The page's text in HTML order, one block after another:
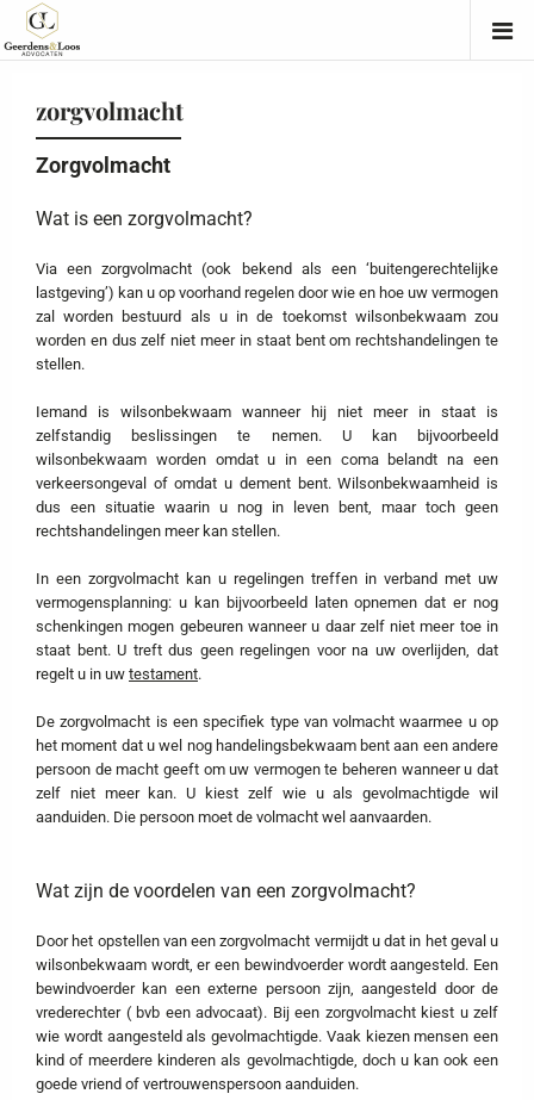
zorgvolmacht
Zorgvolmacht
Wat is een zorgvolmacht?
Via een zorgvolmacht (ook bekend als een ‘buitengerechtelijke
lastgeving’) kan u op voorhand regelen door wie en hoe uw vermogen
zal worden bestuurd als u in de toekomst wilsonbekwaam zou
worden en dus zelf niet meer in staat bent om rechtshandelingen te
stellen.
Iemand is wilsonbekwaam wanneer hij niet meer in staat is
zelfstandig beslissingen te nemen. U kan bijvoorbeeld
wilsonbekwaam worden omdat u in een coma belandt na een
verkeersongeval of omdat u dement bent. Wilsonbekwaamheid is
dus een situatie waarin u nog in leven bent, maar toch geen
rechtshandelingen meer kan stellen.
In een zorgvolmacht kan u regelingen treffen in verband met uw
vermogensplanning: u kan bijvoorbeeld laten opnemen dat er nog
schenkingen mogen gebeuren wanneer u daar zelf niet meer toe in
staat bent. U treft dus geen regelingen voor na uw overlijden, dat
regelt u in uw testament.
De zorgvolmacht is een specifiek type van volmacht waarmee u op
het moment dat u wel nog handelingsbekwaam bent aan een andere
persoon de macht geeft om uw vermogen te beheren wanneer u dat
zelf niet meer kan. U kiest zelf wie u als gevolmachtigde wil
aanduiden. Die persoon moet de volmacht wel aanvaarden.
Wat zijn de voordelen van een zorgvolmacht?
Door het opstellen van een zorgvolmacht vermijdt u dat in het geval u
wilsonbekwaam wordt, er een bewindvoerder wordt aangesteld. Een
bewindvoerder kan een externe persoon zijn, aangesteld door de
vrederechter ( bvb een advocaat). Bij een zorgvolmacht kiest u zelf
wie wordt aangesteld als gevolmachtigde. Vaak kiezen mensen een
kind of meerdere kinderen als gevolmachtigde, doch u kan ook een
goede vriend of vertrouwenspersoon aanduiden.